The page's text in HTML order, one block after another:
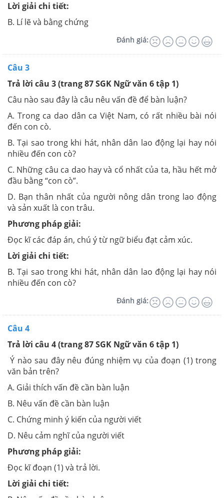
Lời giải chi tiết:
B. Lí lẽ và bằng chứng
Đánh giá:
Câu 3
Trả lời câu 3 (trang 87 SGK Ngữ văn 6 tập 1)
Câu nào sau đây là câu nêu vấn đề để bàn luận?
A. Trong ca dao dân ca Việt Nam, có rất nhiều bài nói
đến con cò.
B. Tại sao trong khi hát, nhân dân lao động lại hay nói
nhiều đến con cò?
C. Những câu ca dao hay và cổ nhất của ta, hầu hết mở
đầu bằng “con cò”.
D. Bạn thân nhất của người nông dân trong lao động
và sản xuất là con trâu.
Phương pháp giải:
Đọc kĩ các đáp án, chú ý từ ngữ biểu đạt cảm xúc.
Lời giải chi tiết:
B. Tại sao trong khi hát, nhân dân lao động lại hay nói
nhiều đến con cò?
Đánh giá:
Câu 4
Trả lời câu 4 (trang 87 SGK Ngữ văn 6 tập 1)
Ý nào sau đây nêu đúng nhiệm vụ của đoạn (1) trong
văn bản trên?
A. Giải thích vấn đề cần bàn luận
B. Nêu vấn đề cần bàn luận
C. Chứng minh ý kiến của người viết
D. Nêu cảm nghĩ của người viết
Phương pháp giải:
Đọc kĩ đoạn (1) và trả lời.
Lời giải chi tiết: